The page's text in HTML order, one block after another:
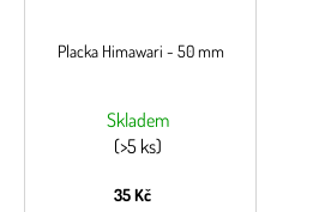
Placka Himawari - 50 mm
Skladem
(>5 ks)
35 Kč